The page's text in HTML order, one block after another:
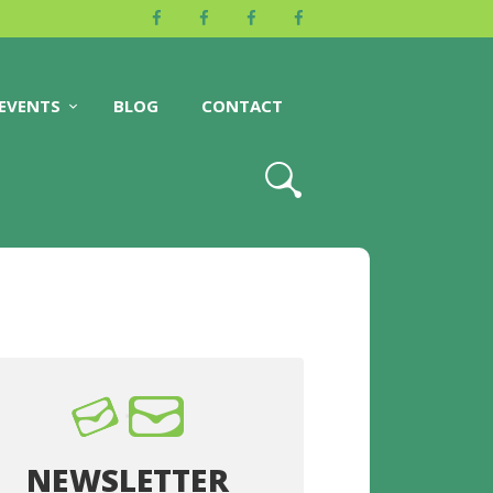
EVENTS BLOG CONTACT
NEWSLETTER